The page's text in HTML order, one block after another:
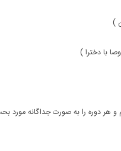
هر دوره را به صورت جداگانه مورد